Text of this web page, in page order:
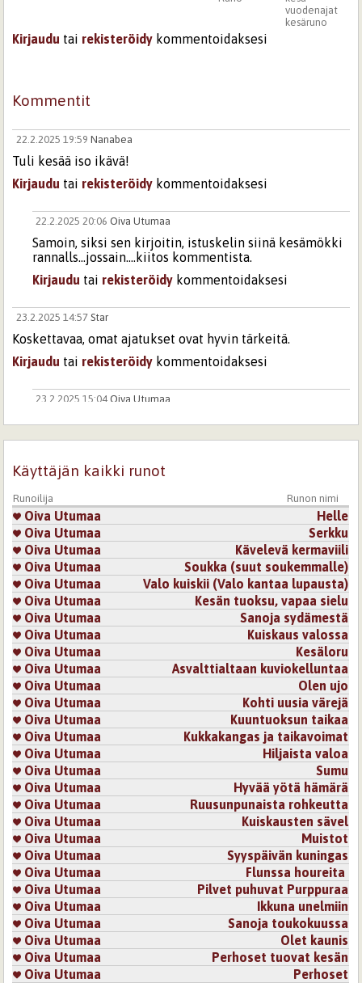
vuodenajat
kesäruno
Kirjaudu tai rekisteröidy kommentoidaksesi
Kommentit
22.2.2025 19:59 Nanabea
Tuli kesää iso ikävä!
Kirjaudu tai rekisteröidy kommentoidaksesi
22.2.2025 20:06Oiva Utumaa
Samoin, siksi sen kirjoitin, istuskelin siinä kesämökki
rannalls...jossain....kiitos kommentista.
Kirjaudu tai rekisteröidy kommentoidaksesi
23.2.2025 14:57 Star
Koskettavaa, omat ajatukset ovat hyvin tärkeitä.
Kirjaudu tai rekisteröidy kommentoidaksesi
23.2.2025 15:04Oiva Utumaa
Kirjaudutairekisteröidykommentoidaksesi
Sivut
Käyttäjän kaikki runot
Runoilija Runon nimi
Oiva Utumaa
Helle
Oiva Utumaa
Serkku
Oiva Utumaa
Kävelevä kermaviili
Oiva Utumaa
Soukka (suut soukemmalle)
Oiva Utumaa
Valo kuiskii (Valo kantaa lupausta)
Oiva Utumaa
Kesän tuoksu, vapaa sielu
Oiva Utumaa
Sanoja sydämestä
Oiva Utumaa
Kuiskaus valossa
Oiva Utumaa
Kesäloru
Oiva Utumaa
Asvalttialtaan kuviokelluntaa
Oiva Utumaa
Olen ujo
Oiva Utumaa
Kohti uusia värejä
Oiva Utumaa
Kuuntuoksun taikaa
Oiva Utumaa
Kukkakangas ja taikavoimat
Oiva Utumaa
Hiljaista valoa
Oiva Utumaa
Sumu
Oiva Utumaa
Hyvää yötä hämärä
Oiva Utumaa
Ruusunpunaista rohkeutta
Oiva Utumaa
Kuiskausten sävel
Oiva Utumaa
Muistot
Oiva Utumaa
Syyspäivän kuningas
Oiva Utumaa
Flunssa houreita
Oiva Utumaa
Pilvet puhuvat Purppuraa
Oiva Utumaa
Ikkuna unelmiin
Oiva Utumaa
Sanoja toukokuussa
Oiva Utumaa
Olet kaunis
Oiva Utumaa
Perhoset tuovat kesän
Oiva Utumaa
Perhoset